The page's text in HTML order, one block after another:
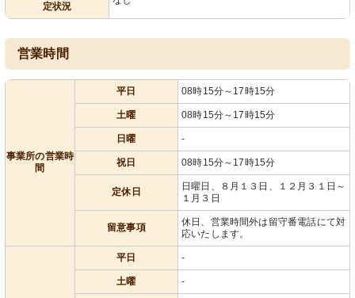
定状況
営業時間
事業所の営業時
間
平日 08時15分～17時15分
土曜 08時15分～17時15分
日曜 -
祝日 08時15分～17時15分
定休日
日曜日、８月１３日、１２月３１日～
１月３日
留意事項
休日、営業時間外は留守番電話にて対
応いたします。
平日 -
土曜 -